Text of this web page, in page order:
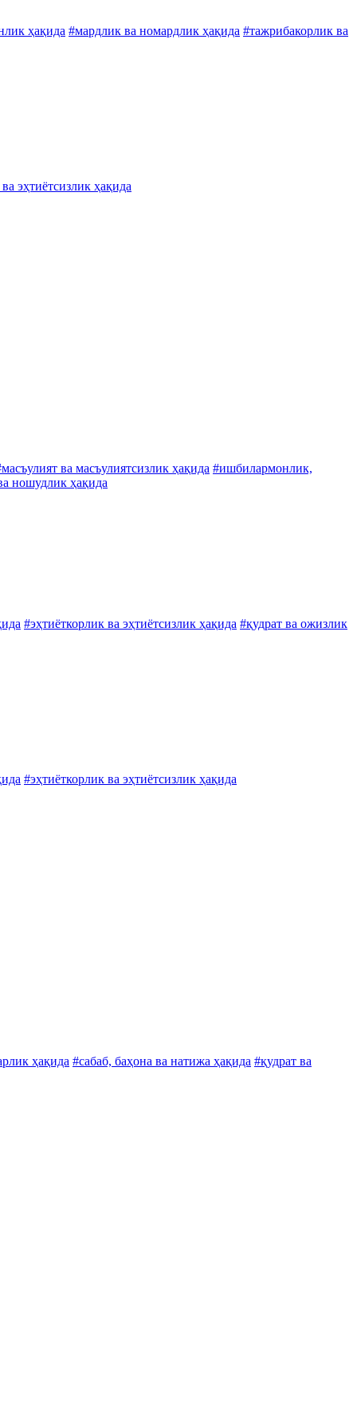
ҳақида #мардлик ва номардлик ҳақида #тажрибакорлик ва
эҳтиётсизлик ҳақида
ва масъулиятсизлик ҳақида #ишбилармонлик,
ношудлик ҳақида
#эҳтиёткорлик ва эҳтиётсизлик ҳақида #қудрат ва ожизлик
#эҳтиёткорлик ва эҳтиётсизлик ҳақида
ҳақида #сабаб, баҳона ва натижа ҳақида #қудрат ва